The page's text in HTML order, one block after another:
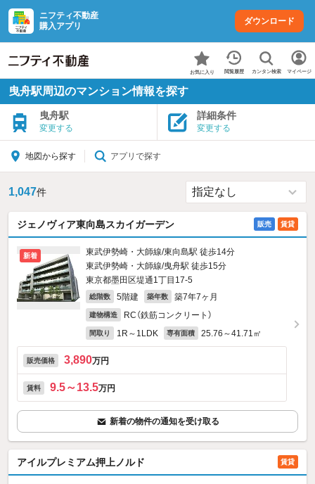
ニフティ不動産
購入アプリ
ダウンロード
お気に入り 閲覧履歴 カンタン検索 マイページ
曳舟駅周辺のマンション情報を探す
曳舟駅
変更する
詳細条件
変更する
地図から探す アプリで探す
1,047件
ジェノヴィア東向島スカイガーデン 販売 賃貸
新着
東武伊勢崎・大師線/東向島駅 徒歩14分
東武伊勢崎・大師線/曳舟駅 徒歩15分
東京都墨田区堤通1丁目17-5
総階数 5階建 築年数 築7年7ヶ月
建物構造 RC（鉄筋コンクリート）
間取り 1R～1LDK 専有面積 25.76～41.71㎡
販売価格 3,890万円
賃料 9.5～13.5万円
新着の物件の通知を受け取る
アイルプレミアム押上ノルド 賃貸